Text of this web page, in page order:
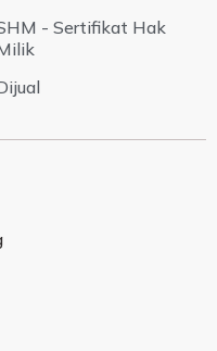
- Sertifikat Hak